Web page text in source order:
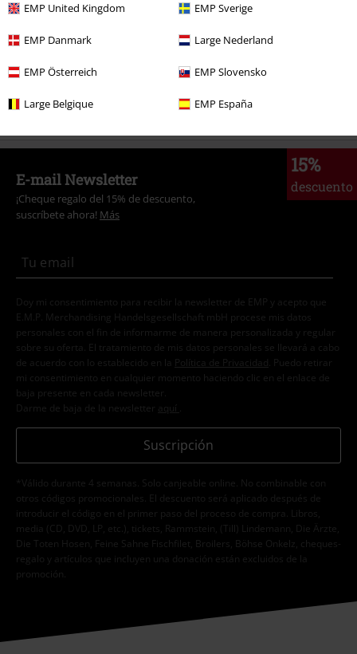
EMP United Kingdom EMP Sverige
EMP Danmark Large Nederland
EMP Österreich EMP Slovensko
Large Belgique EMP España
Películas & TV Películas & TV Batman Ropa
Camisetas & Tops
Camisetas
Películas & TV Películas
Películas & TV Camisetas & Tops
15%
descuento
E-mail Newsletter
¡Cheque regalo del 15% de descuento,
suscríbete ahora! Más
Doy mi consentimiento para recibir la newsletter de EMP y acepto que
E.M.P. Merchandising Handelsgesellschaft mbH procese mis datos
personales con el fin de informarme de manera personalizada y regular
sobre su oferta. El tratamiento de mis datos personales se llevará a cabo
de acuerdo con lo establecido en la
Política de Privacidad . Puedo retirar
mi consentimiento en cualquier momento haciendo clic en el enlace de
baja presente en cada newsletter.
Darme de baja de la newsletter
aquí
Suscripción
*Válido durante 4 semanas. Solo canjeable online. No combinable con
otros códigos promocionales. El descuento será aplicado después de
introducir el código en el primer paso del proceso de compra. Libros,
media (CD, DVD, LP, etc.), tickets, Rammstein, (Till) Lindemann, Die Ärzte,
Die Toten Hosen, Feine Sahne Fischfilet, Broilers, Böhse Onkelz, cheques-
regalo y artículos que incluyen una donación están excluidos de la
promoción.